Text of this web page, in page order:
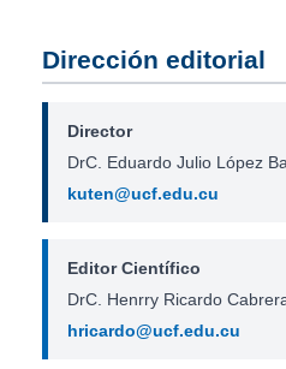
Dirección editorial
Director
DrC. Eduardo Julio López
kuten@ucf.edu.cu
Editor Científico
DrC. Henrry Ricardo
hricardo@ucf.edu.cu